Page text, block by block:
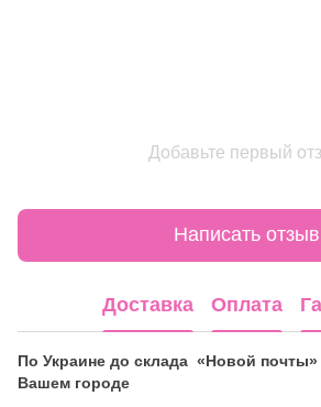
Добавьте первый
Написать отзыв
Доставка Оплата
По Украине до склада «Новой
Вашем городе